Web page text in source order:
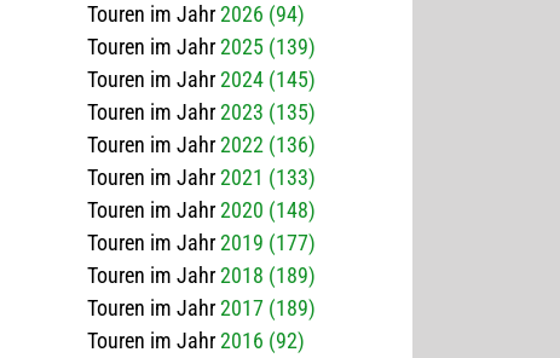
Touren im Jahr2026 (94)
Touren im Jahr2025 (139)
Touren im Jahr2024 (145)
Touren im Jahr2023 (135)
Touren im Jahr2022 (136)
Touren im Jahr2021 (133)
Touren im Jahr2020 (148)
Touren im Jahr2019 (177)
Touren im Jahr2018 (189)
Touren im Jahr2017 (189)
Touren im Jahr2016 (92)